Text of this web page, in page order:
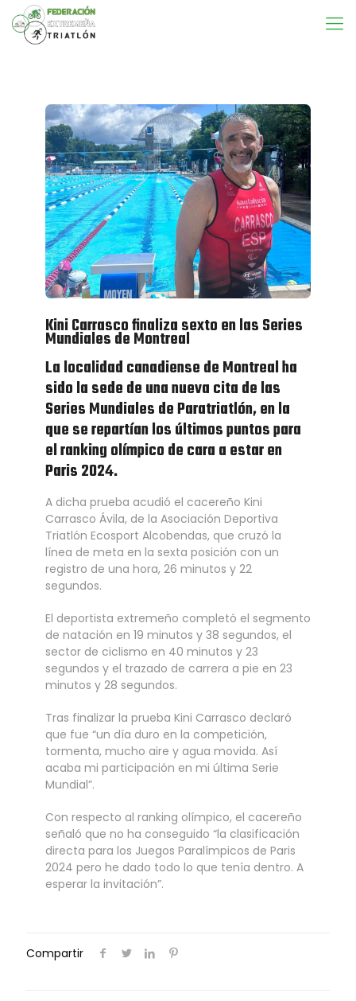
Kini Carrasco finaliza sexto en las Series
Mundiales de Montreal
La localidad canadiense de Montreal ha
sido la sede de una nueva cita de las
Series Mundiales de Paratriatlón, en la
que se repartían los últimos puntos para
el ranking olímpico de cara a estar en
Paris 2024.
A dicha prueba acudió el cacereño Kini
Carrasco Ávila, de la Asociación Deportiva
Triatlón Ecosport Alcobendas, que cruzó la
línea de meta en la sexta posición con un
registro de una hora, 26 minutos y 22
segundos.
El deportista extremeño completó el segmento
de natación en 19 minutos y 38 segundos, el
sector de ciclismo en 40 minutos y 23
segundos y el trazado de carrera a pie en 23
minutos y 28 segundos.
Tras finalizar la prueba Kini Carrasco declaró
que fue “un día duro en la competición,
tormenta, mucho aire y agua movida. Así
acaba mi participación en mi última Serie
Mundial”.
Con respecto al ranking olímpico, el cacereño
señaló que no ha conseguido “la clasificación
directa para los Juegos Paralímpicos de Paris
2024 pero he dado todo lo que tenía dentro. A
esperar la invitación”.
Compartir